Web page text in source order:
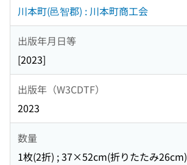
川本町(邑智郡) : 川本町商工会
出版年月日等
[2023]
出版年（W3CDTF）
2023
数量
1枚(2折) ; 37×52cm(折りたたみ26cm)